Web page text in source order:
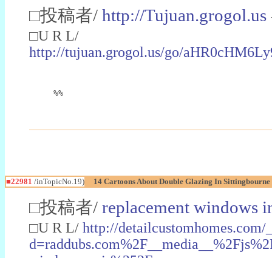
□投稿者/ http://Tujuan.grogol.us
□U R L/
http://tujuan.grogol.us/go/
%%
■22981 /inTopicNo.19) 14 Cartoons About Double Glazing In
□投稿者/ replacement windows
□U R L/ http://detailcustomhomes.com/